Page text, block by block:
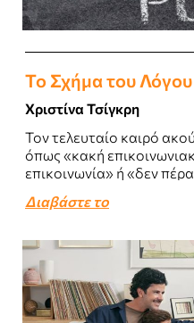
Το Σχήμα του
Χριστίνα Τσίγκρη
Τον τελευταίο καιρό
όπως «κακή
επικοινωνία» ή «δεν
Διαβάστε το